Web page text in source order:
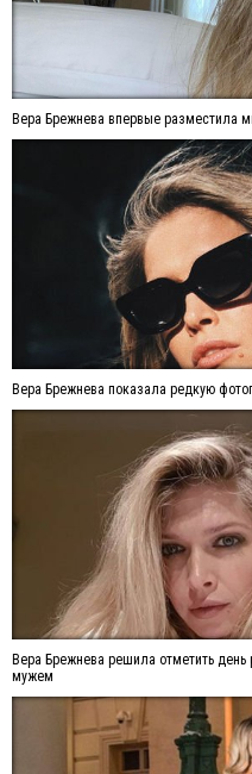
Вера Брежнева впервые разместила
Вера Брежнева показала редкую
Вера Брежнева решила отметить
мужем